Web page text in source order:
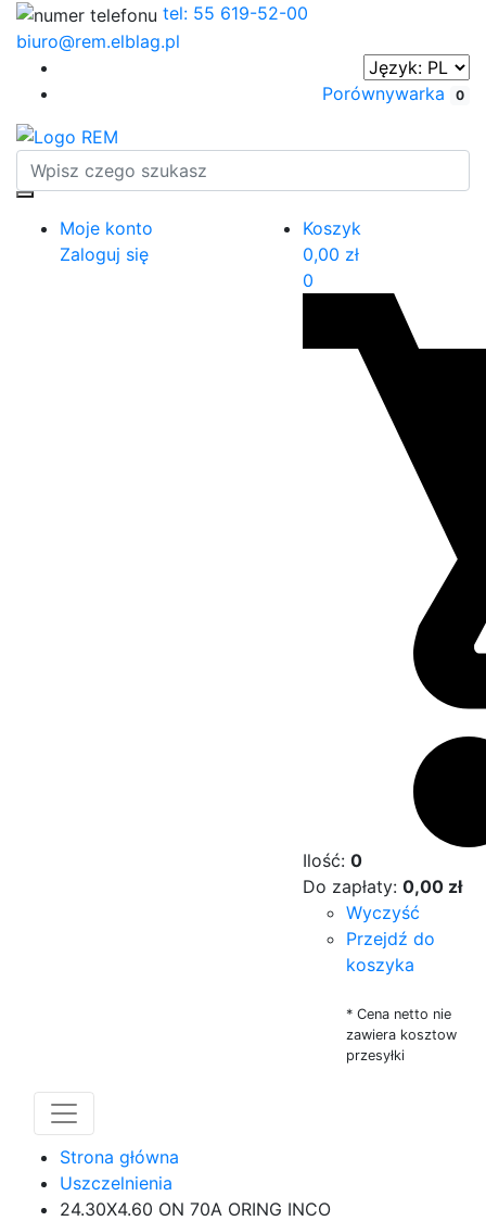
tel: 55 619-52-00
biuro@rem.elblag.pl
Porównywarka 0
Moje konto
Zaloguj się
Koszyk
0,00 zł
0
Ilość: 0
Do zapłaty: 0,00 zł
Wyczyść
Przejdź do
koszyka
* Cena netto nie
zawiera kosztow
przesyłki
Strona główna
Uszczelnienia
24.30X4.60 ON 70A ORING INCO